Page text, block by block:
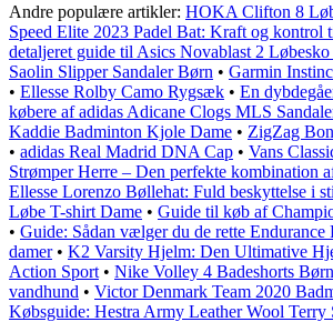
Andre populære artikler: HOKA Clifton 8
Speed Elite 2023 Padel Bat: Kraft og kontrol
detaljeret guide til Asics Novablast 2
Saolin Slipper Sandaler Børn • Garmin
• Ellesse Rolby Camo Rygsæk • En
købere af adidas Adicane Clogs MLS
Kaddie Badminton Kjole Dame • ZigZag
• adidas Real Madrid DNA Cap • Vans
Strømper Herre – Den perfekte kombination
Ellesse Lorenzo Bøllehat: Fuld beskyttelse i
Løbe T-shirt Dame • Guide til køb af
• Guide: Sådan vælger du de rette Endurance
damer• K2 Varsity Hjelm: Den Ultimative
Action Sport • Nike Volley 4 Badeshorts
vandhund • Victor Denmark Team 2020
Købsguide: Hestra Army Leather Wool Terry